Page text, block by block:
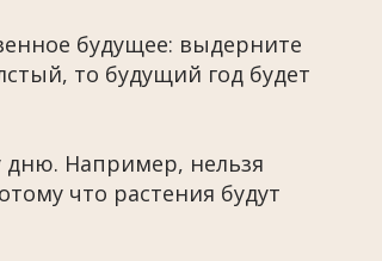
будущее: выдерните
то будущий год будет
дню. Например, нельзя
что растения будут